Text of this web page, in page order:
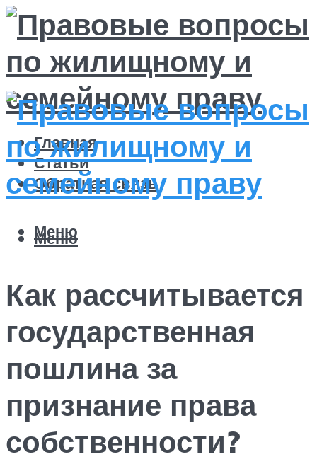
Главная
Статьи
Обратная связь
Меню
Меню
Как рассчитывается
государственная
пошлина за
признание права
собственности?